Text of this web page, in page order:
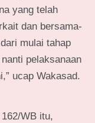
yang telah
dan bersama-
mulai tahap
pelaksanaan
ucap Wakasad.
WB itu,